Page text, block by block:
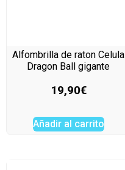
Alfombrilla de raton Celula
Dragon Ball gigante
19,90€
Añadir al carrito